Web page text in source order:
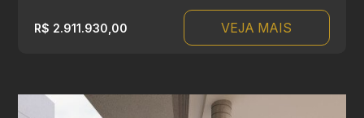
R$ 2.911.930,00 VEJA MAIS